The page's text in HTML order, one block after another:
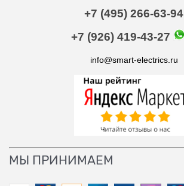
+7 (495) 266-63-94
+7 (926) 419-43-27
info@smart-electrics.ru
МЫ ПРИНИМАЕМ